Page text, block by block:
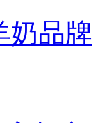
奶品牌